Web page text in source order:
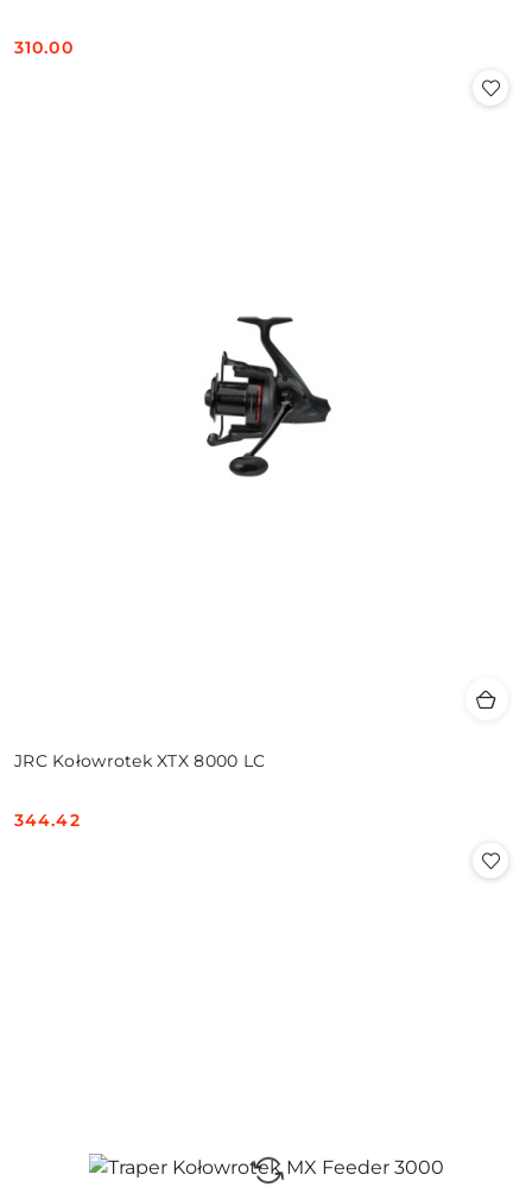
Cena:
310.00
JRC Kołowrotek XTX 8000 LC
Cena:
344.42